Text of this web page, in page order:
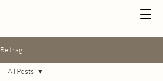
Beitrag
All Posts